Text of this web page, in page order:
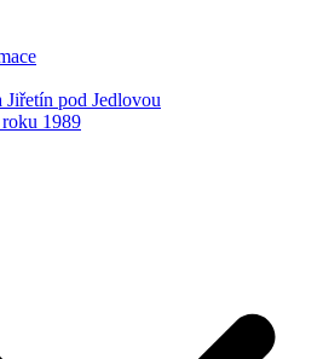
Jiřetín pod Jedlovou
roku 1989